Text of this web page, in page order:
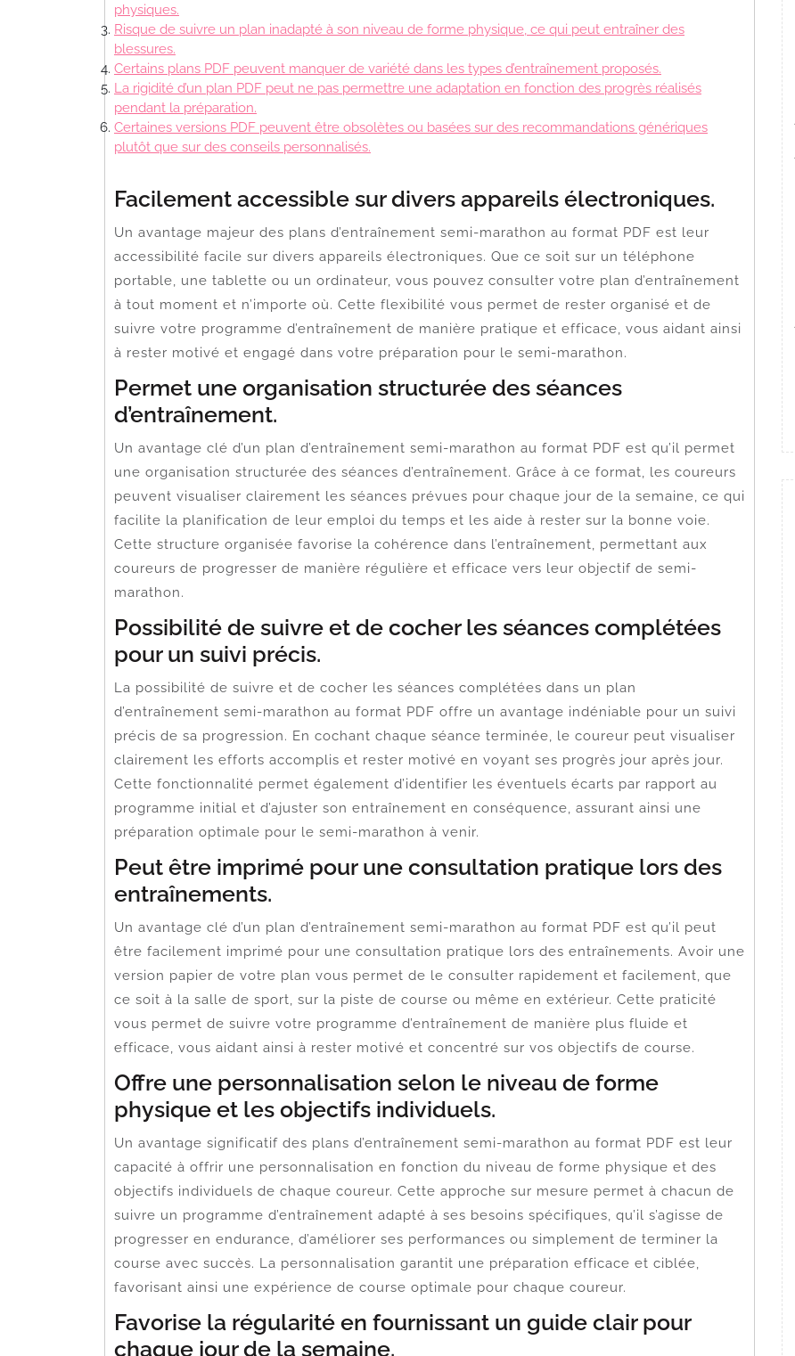
physiques.
Risque de suivre un plan inadapté à son niveau de forme physique, ce qui peut entraîner des
blessures.
Certains plans PDF peuvent manquer de variété dans les types d’entraînement proposés.
La rigidité d’un plan PDF peut ne pas permettre une adaptation en fonction des progrès réalisés
pendant la préparation.
Certaines versions PDF peuvent être obsolètes ou basées sur des recommandations génériques
plutôt que sur des conseils personnalisés.
Facilement accessible sur divers appareils électroniques.
Un avantage majeur des plans d’entraînement semi-marathon au format PDF est leur
accessibilité facile sur divers appareils électroniques. Que ce soit sur un téléphone
portable, une tablette ou un ordinateur, vous pouvez consulter votre plan d’entraînement
à tout moment et n’importe où. Cette flexibilité vous permet de rester organisé et de
suivre votre programme d’entraînement de manière pratique et efficace, vous aidant ainsi
à rester motivé et engagé dans votre préparation pour le semi-marathon.
Permet une organisation structurée des séances
d’entraînement.
Un avantage clé d’un plan d’entraînement semi-marathon au format PDF est qu’il permet
une organisation structurée des séances d’entraînement. Grâce à ce format, les coureurs
peuvent visualiser clairement les séances prévues pour chaque jour de la semaine, ce qui
facilite la planification de leur emploi du temps et les aide à rester sur la bonne voie.
Cette structure organisée favorise la cohérence dans l’entraînement, permettant aux
coureurs de progresser de manière régulière et efficace vers leur objectif de semi-
marathon.
Possibilité de suivre et de cocher les séances complétées
pour un suivi précis.
La possibilité de suivre et de cocher les séances complétées dans un plan
d’entraînement semi-marathon au format PDF offre un avantage indéniable pour un suivi
précis de sa progression. En cochant chaque séance terminée, le coureur peut visualiser
clairement les efforts accomplis et rester motivé en voyant ses progrès jour après jour.
Cette fonctionnalité permet également d’identifier les éventuels écarts par rapport au
programme initial et d’ajuster son entraînement en conséquence, assurant ainsi une
préparation optimale pour le semi-marathon à venir.
Peut être imprimé pour une consultation pratique lors des
entraînements.
Un avantage clé d’un plan d’entraînement semi-marathon au format PDF est qu’il peut
être facilement imprimé pour une consultation pratique lors des entraînements. Avoir une
version papier de votre plan vous permet de le consulter rapidement et facilement, que
ce soit à la salle de sport, sur la piste de course ou même en extérieur. Cette praticité
vous permet de suivre votre programme d’entraînement de manière plus fluide et
efficace, vous aidant ainsi à rester motivé et concentré sur vos objectifs de course.
Offre une personnalisation selon le niveau de forme
physique et les objectifs individuels.
Un avantage significatif des plans d’entraînement semi-marathon au format PDF est leur
capacité à offrir une personnalisation en fonction du niveau de forme physique et des
objectifs individuels de chaque coureur. Cette approche sur mesure permet à chacun de
suivre un programme d’entraînement adapté à ses besoins spécifiques, qu’il s’agisse de
progresser en endurance, d’améliorer ses performances ou simplement de terminer la
course avec succès. La personnalisation garantit une préparation efficace et ciblée,
favorisant ainsi une expérience de course optimale pour chaque coureur.
Favorise la régularité en fournissant un guide clair pour
chaque jour de la semaine.